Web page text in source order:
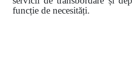
funcție de necesități.